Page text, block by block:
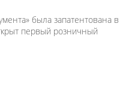
была запатентована в
первый розничный